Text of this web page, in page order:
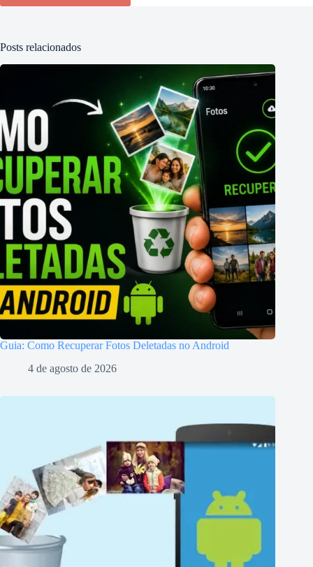
Posts relacionados
Guia: Como Recuperar Fotos Deletadas no Android
4 de agosto de 2026